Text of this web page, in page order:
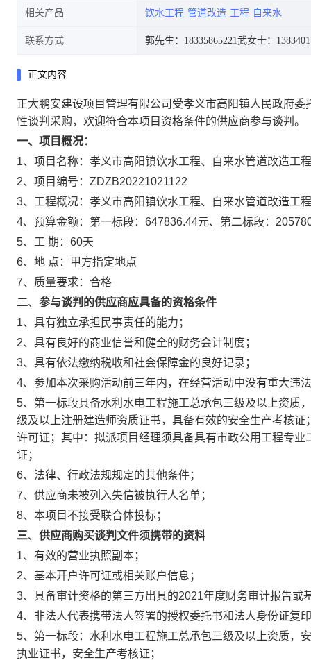
相关产品 饮水工程 管道改造 工程 自来水
联系方式 郭先生：18335865221武女士：
正文内容
正大鹏安建设项目管理有限公司受孝义市高阳镇人民政府
性谈判采购，欢迎符合本项目资格条件的供应商参与谈判。
一、项目概况：
1、项目名称：孝义市高阳镇饮水工程、自来水管道改造工程
2、项目编号：ZDZB20221021122
3、工程概况：孝义市高阳镇饮水工程、自来水管道改造工
4、预算金额：第一标段：647836.44元、第二标段：
5、工 期：60天
6、地 点：甲方指定地点
7、质量要求：合格
二、 参与谈判的供应商应具备的资格条件
1、具有独立承担民事责任的能力；
2、具有良好的商业信誉和健全的财务会计制度；
3、具有依法缴纳税收和社会保障金的良好记录；
4、参加本次采购活动前三年内，在经营活动中没有重大违
5、第一标段具备水利水电工程施工总承包三级及以上资质
级及以上注册建造师资质证书，具备有效的安全生产考核
许可证；其中：拟派项目经理须具备具有市政公用工程专
证；
6、法律、行政法规规定的其他条件；
7、供应商未被列入失信被执行人名单；
8、本项目不接受联合体投标；
三、 供应商购买谈判文件须携带的资料
1、有效的营业执照副本；
2、基本开户许可证或相关账户信息；
3、具备审计资格的第三方出具的2021年度财务审计报告或
4、非法人代表携带法人签署的授权委托书和法人身份证复
5、第一标段：水利水电工程施工总承包三级及以上资质，
执业证书，安全生产考核证；